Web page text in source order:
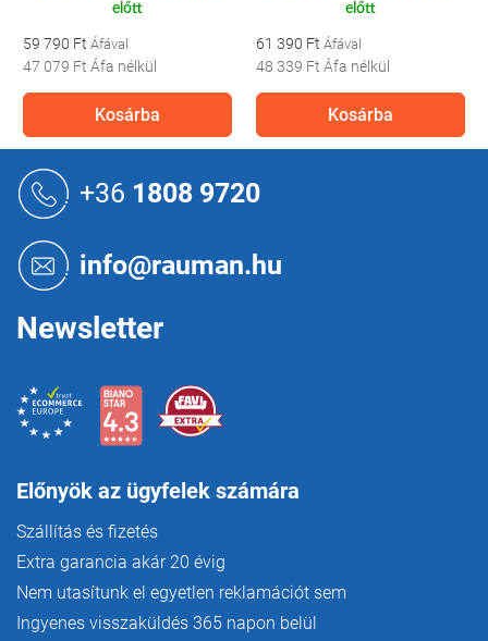
előtt
59 790 Ft
47 079 Ft Áfa nélkül
Kosárba
előtt
61 390 Ft
48 339 Ft Áfa nélkül
Kosárba
+36 1808 9720
info@rauman.hu
Newsletter
Előnyök az ügyfelek számára
Szállítás és fizetés
Extra garancia akár 20 évig
Nem utasítunk el egyetlen reklamációt sem
Ingyenes visszaküldés 365 napon belül